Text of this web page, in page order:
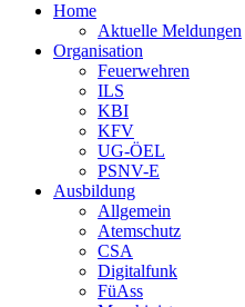
Home
Aktuelle Meldungen
Organisation
Feuerwehren
ILS
KBI
KFV
UG-ÖEL
PSNV-E
Ausbildung
Allgemein
Atemschutz
CSA
Digitalfunk
FüAss